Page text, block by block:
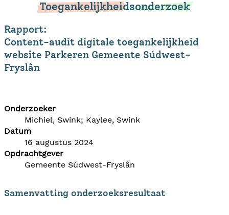
Toegankelijkheidsonderzoek
Rapport:
Content-audit digitale toegankelijkheid
website Parkeren Gemeente Súdwest-
Fryslân
Onderzoeker
Michiel, Swink; Kaylee, Swink
Datum
16 augustus 2024
Opdrachtgever
Gemeente Súdwest-Fryslân
Samenvatting onderzoeksresultaat